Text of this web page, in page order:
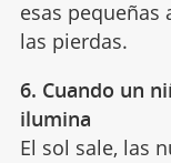
esas pequeñas
las pierdas.
6. Cuando un
ilumina
El sol sale, las